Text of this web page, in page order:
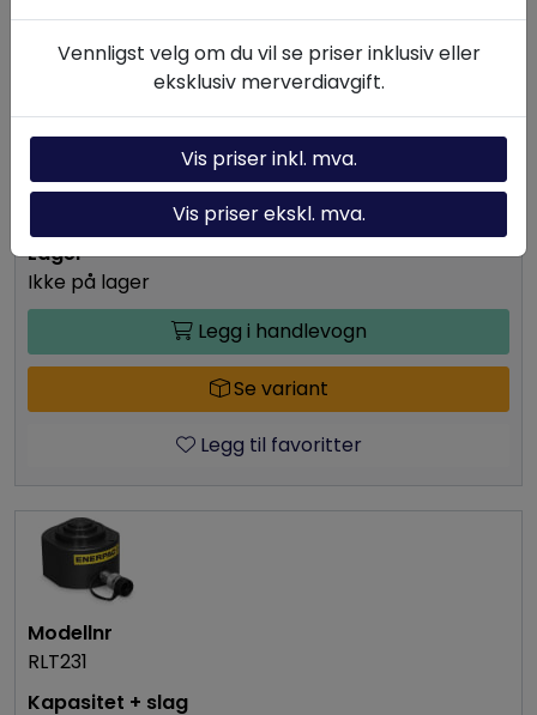
7.6 kg
Ikke på lager
Legg i handlevogn
Se variant
Legg til favoritter
RLT231
Vennligst velg om du vil se priser inklusiv eller
eksklusiv merverdiavgift.
Vis priser inkl. mva.
Vis priser ekskl. mva.